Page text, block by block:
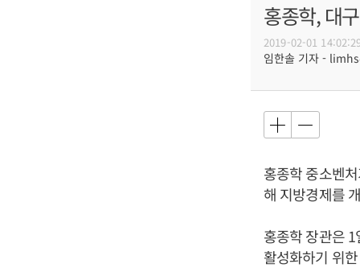
홍종학, 대
2019-02-01
임한솔 기자 -
홍종학 중소벤
해 지방경제를
홍종학 장관은
활성화하기 위